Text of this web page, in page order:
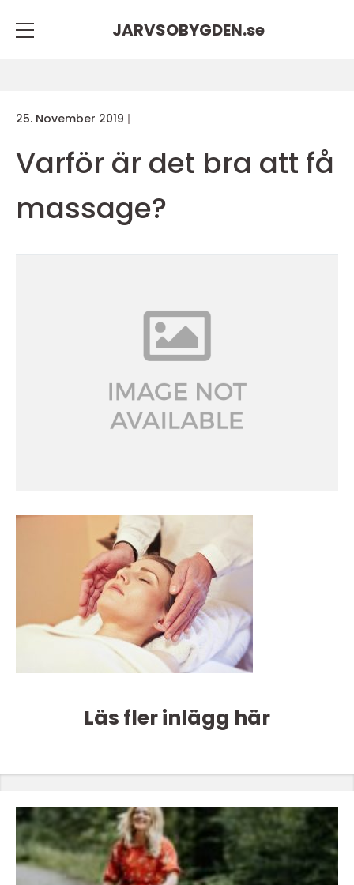
JARVSOBYGDEN.se
25. November 2019
Varför är det bra att få
massage?
Läs fler inlägg här